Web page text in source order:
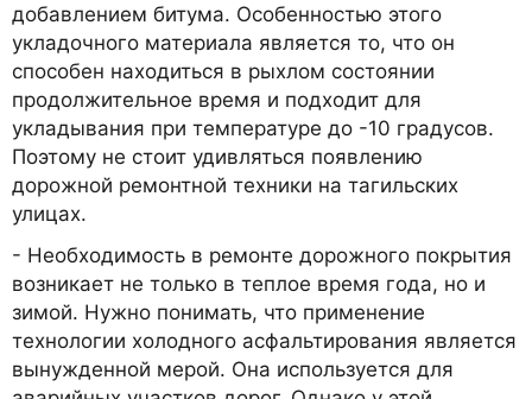
добавлением битума. Особенностью этого
укладочного материала является то, что он
способен находиться в рыхлом состоянии
продолжительное время и подходит для
укладывания при температуре до -10 градусов.
Поэтому не стоит удивляться появлению
дорожной ремонтной техники на тагильских
улицах.
- Необходимость в ремонте дорожного покрытия
возникает не только в теплое время года, но и
зимой. Нужно понимать, что применение
технологии холодного асфальтирования является
вынужденной мерой. Она используется для